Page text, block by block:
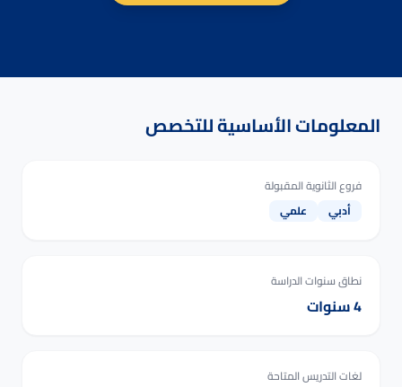
المعلومات الأساسية للتخصص
فروع الثانوية المقبولة
أدبي
علمي
نطاق سنوات الدراسة
4 سنوات
لغات التدريس المتاحة